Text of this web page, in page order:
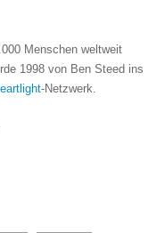
Menschen weltweit
1998 von Ben Steed ins
-Netzwerk.